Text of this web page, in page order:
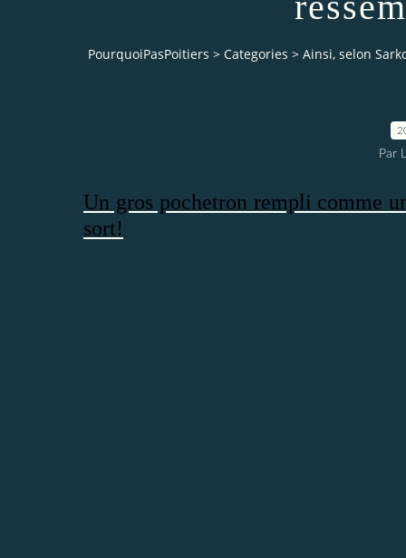
PourquoiPasPoitiers > Categories > Ainsi, selon
Par
Un gros pochetron rempli comme
sort!